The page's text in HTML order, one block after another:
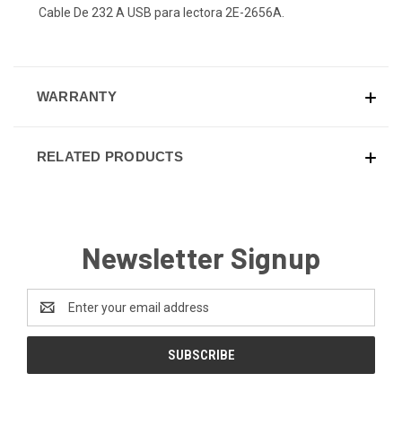
Cable De 232 A USB para lectora 2E-2656A.
WARRANTY
RELATED PRODUCTS
Newsletter Signup
Address